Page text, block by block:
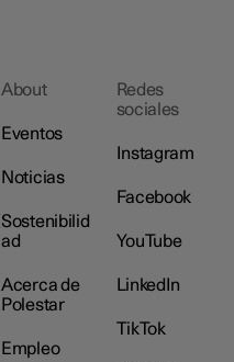
About
Eventos
Noticias
Sostenibilid
ad
Acerca de
Polestar
Empleo
Redes
sociales
Instagram
Facebook
YouTube
LinkedIn
TikTok